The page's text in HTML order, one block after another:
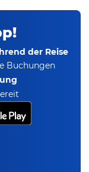
der Reise
Buchungen